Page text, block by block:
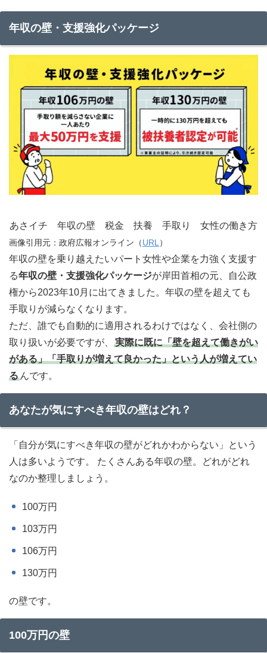
もある
各自確認が必要
年収の壁支援強化パッケージで年収
が増えてやりがいもアップした例
が増えた例
ファー
労働時間が増えても扶養内で働ける
130万円の壁の場合
106万円の壁の場合
全ての会社に義務付けられているわ
けではない
年収の壁支援強化パッケージを利用
には個人の負担は無い
年収の壁・支援強化パッケージ
あさイチ 年収の壁 税金 扶養 手取り 女性の働き方
画像引用元：政府広報オンライン（URL）
年収の壁を乗り越えたいパート女性や企業を力強く支援す
る年収の壁・支援強化パッケージが岸田首相の元、自公政
権から2023年10月に出てきました。年収の壁を超えても
手取りが減らなくなります。
ただ、誰でも自動的に適用されるわけではなく、会社側の
取り扱いが必要ですが、
実際に既に「壁を超えて働きがい
がある」「手取りが増えて良かった」という人が増えてい
るんです。
あなたが気にすべき年収の壁はどれ？
「自分が気にすべき年収の壁がどれかわからない」という
人は多いようです。 たくさんある年収の壁。どれがどれ
なのか整理しましょう。
100万円
103万円
106万円
130万円
の壁です。
100万円の壁